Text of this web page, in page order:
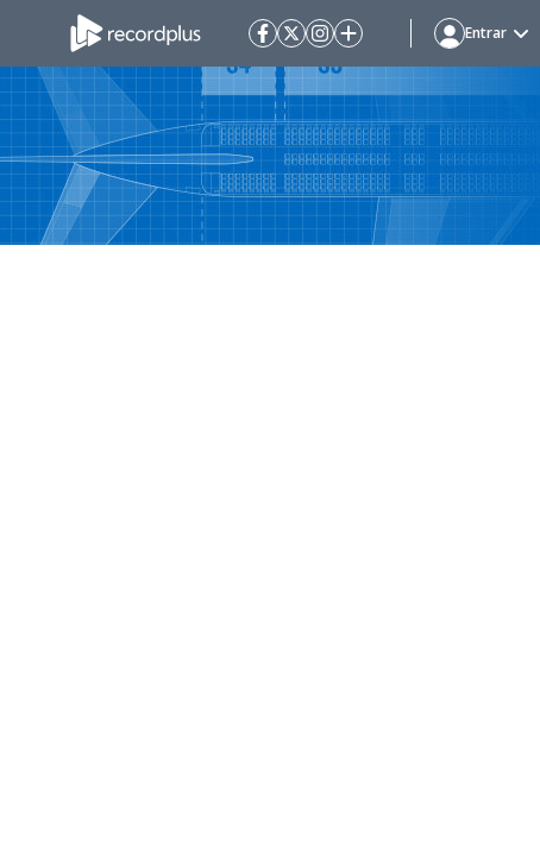
Entrar